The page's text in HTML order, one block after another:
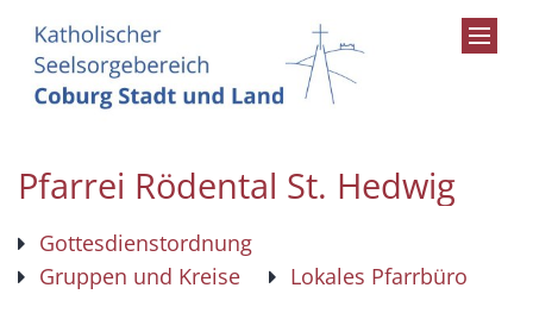
Pfarrei Rödental St. Hedwig
Gottesdienstordnung
Gruppen und Kreise
Lokales Pfarrbüro